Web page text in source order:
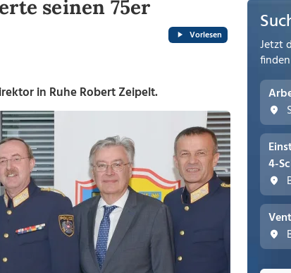
seinen 75er
Vorlesen
in Ruhe Robert Zeipelt.
Jetzt
finden
4-